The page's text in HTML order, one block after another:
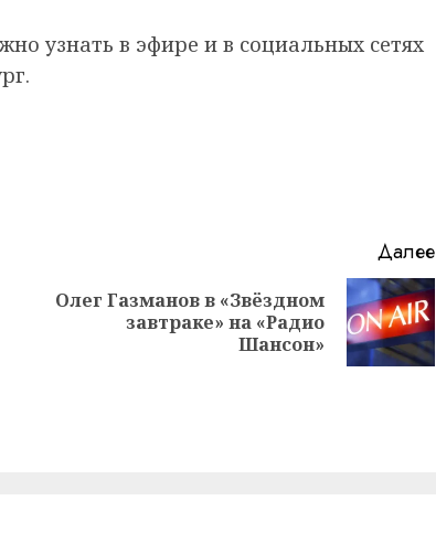
узнать в эфире и в социальных сетях
Предыдущая
Далее
Следующая
Олег Газманов в «Звёздном
завтраке» на «Радио
Шансон»